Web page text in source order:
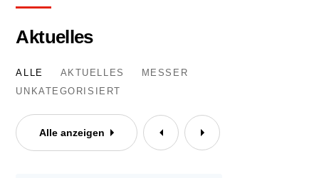
Aktuelles
ALLE AKTUELLES
MESSER
UNKATEGORISIERT
Alle anzeigen